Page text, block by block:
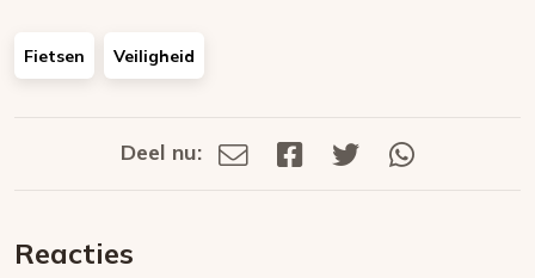
Fietsen Veiligheid
Deel
Deel nu:
Deel
Deel
Deel
Reacties